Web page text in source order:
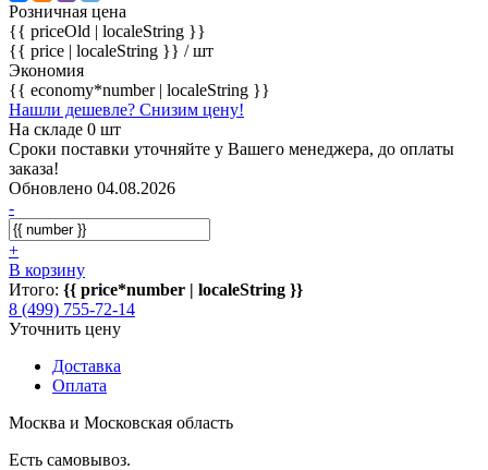
Розничная цена
{{ priceOld | localeString }}
{{ price | localeString }} / шт
Экономия
{{ economy*number | localeString }}
Нашли дешевле? Снизим цену!
На складе 0 шт
Сроки поставки уточняйте у Вашего менеджера, до оплаты
заказа!
Обновлено 04.08.2026
-
+
В корзину
Итого: {{ price*number | localeString }}
8 (499) 755-72-14
Уточнить цену
Доставка
Оплата
Москва и Московская область
Есть самовывоз.